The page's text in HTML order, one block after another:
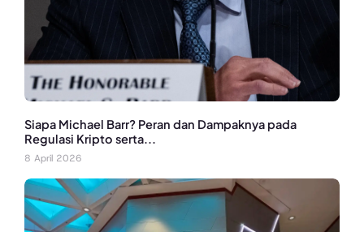
Siapa Michael Barr? Peran dan Dampaknya pada
Regulasi Kripto serta...
8 April 2026